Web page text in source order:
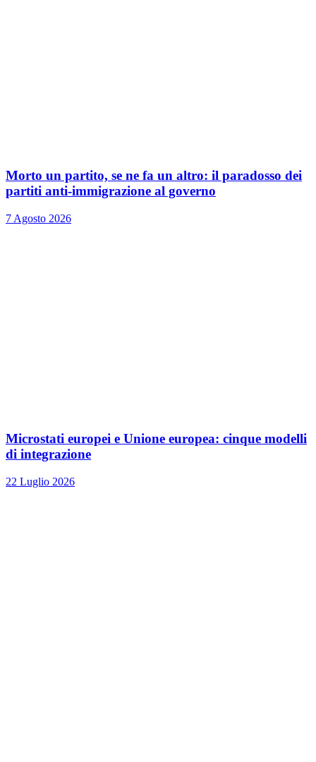
Morto un partito, se ne fa un altro: il paradosso dei
partiti anti-immigrazione al governo
7 Agosto 2026
Microstati europei e Unione europea: cinque modelli
di integrazione
22 Luglio 2026